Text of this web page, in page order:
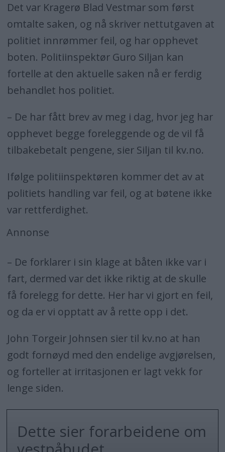
Det var Kragerø Blad Vestmar som først
omtalte saken, og nå skriver nettutgaven at
politiet innrømmer feil, og har opphevet
boten. Politiinspektør Guro Siljan kan
fortelle at den aktuelle saken nå er ferdig
behandlet hos politiet.
– De har fått brev av meg i dag, hvor jeg har
opphevet begge foreleggende og de vil få
tilbakebetalt pengene, sier Siljan til kv.no.
Ifølge politiinspektøren kommer det av at
politiets handling var feil, og at bøtene ikke
var rettferdighet.
Annonse
– De forklarer i sin klage at båten ikke var i
fart, dermed var det ikke riktig at de skulle
få forelegg for dette. Her har vi gjort en feil,
og da er vi opptatt av å rette opp i det.
John Torgeir Johnsen sier til kv.no at han
godt fornøyd med den endelige avgjørelsen,
og forteller at irritasjonen er lagt vekk for
lenge siden.
Dette sier forarbeidene om